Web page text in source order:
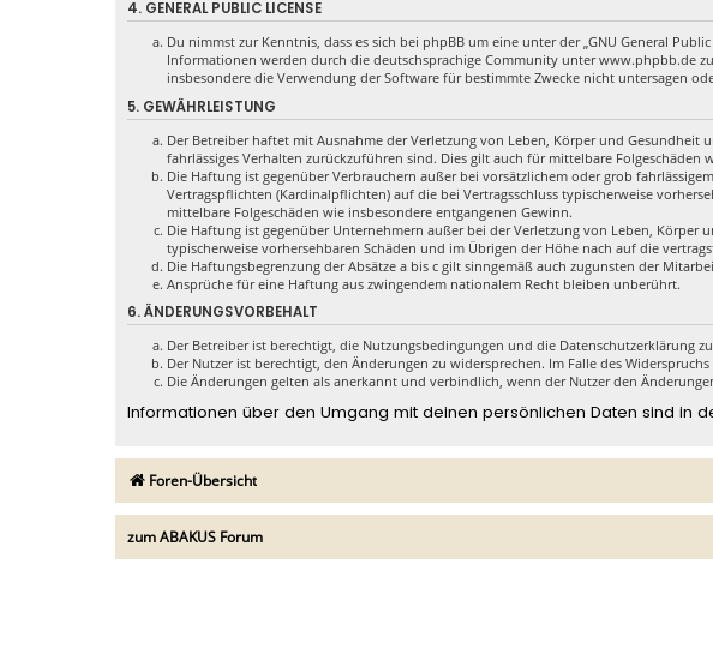
4. GENERAL PUBLIC LICENSE
Du nimmst zur Kenntnis, dass es sich bei phpBB um eine unter der „ GNU General
Informationen werden durch die deutschsprachige Community unter www.phpbb.de
insbesondere die Verwendung der Software für bestimmte Zwecke nicht untersagen
5. GEWÄHRLEISTUNG
Der Betreiber haftet mit Ausnahme der Verletzung von Leben, Körper und
fahrlässiges Verhalten zurückzuführen sind. Dies gilt auch für mittelbare Folgeschäden
Die Haftung ist gegenüber Verbrauchern außer bei vorsätzlichem oder grob
Vertragspflichten (Kardinalpflichten) auf die bei Vertragsschluss typischerweise
mittelbare Folgeschäden wie insbesondere entgangenen Gewinn.
Die Haftung ist gegenüber Unternehmern außer bei der Verletzung von Leben, Körper
typischerweise vorhersehbaren Schäden und im Übrigen der Höhe nach auf die
Die Haftungsbegrenzung der Absätze a bis c gilt sinngemäß auch zugunsten der
Ansprüche für eine Haftung aus zwingendem nationalem Recht bleiben unberührt.
6. ÄNDERUNGSVORBEHALT
Der Betreiber ist berechtigt, die Nutzungsbedingungen und die Datenschutzerklärung
Der Nutzer ist berechtigt, den Änderungen zu widersprechen. Im Falle des
Die Änderungen gelten als anerkannt und verbindlich, wenn der Nutzer den
Informationen über den Umgang mit deinen persönlichen Daten sind in
Foren-Übersicht
zum ABAKUS Forum